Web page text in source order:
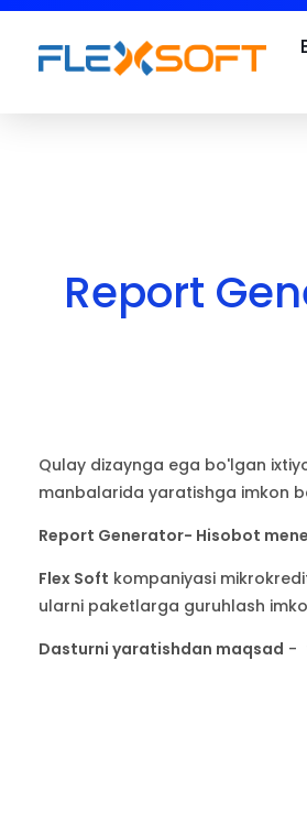
Report
Qulay dizaynga ega bo'lgan
manbalarida yaratishga imkon
Report Generator- Hisobot
Flex Soft kompaniyasi
ularni paketlarga guruhlash
Dasturni yaratishdan maqsad -